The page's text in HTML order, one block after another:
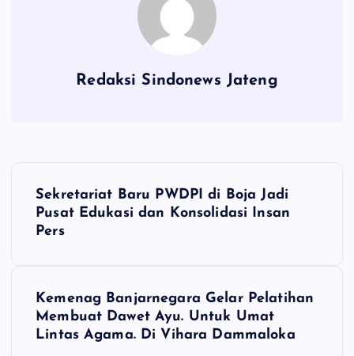
Redaksi Sindonews Jateng
NSekretariat Baru PWDPI di Boja Jadi
Pusat Edukasi dan Konsolidasi Insan
Pers
Kemenag Banjarnegara Gelar Pelatihan
Membuat Dawet Ayu. Untuk Umat
Lintas Agama. Di Vihara Dammaloka